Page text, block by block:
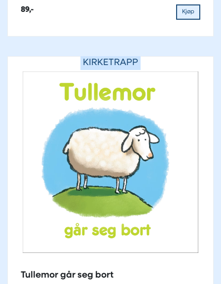
89,- Kjøp
KIRKETRAPP
Tullemor går seg bort